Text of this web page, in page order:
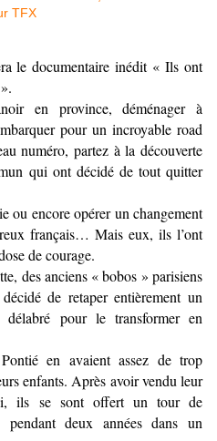
le documentaire inédit « Ils ont
en province, déménager à
pour un incroyable road
numéro, partez à la découverte
qui ont décidé de tout quitter
ou encore opérer un changement
français… Mais eux, ils l’ont
de courage.
des anciens « bobos » parisiens
de retaper entièrement un
délabré pour le transformer en
en avaient assez de trop
enfants. Après avoir vendu leur
ils se sont offert un tour de
deux années dans un